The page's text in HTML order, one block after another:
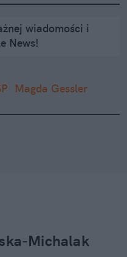
wiadomości i
News!
Magda Gessler
Michalak